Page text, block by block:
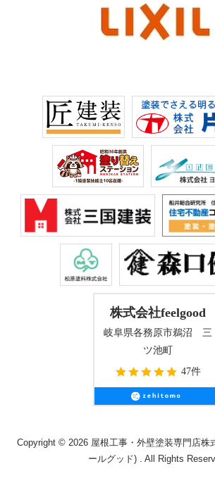
株式会社feelgood
岐阜県各務原市鵜沼 三
ツ池町
47件
Copyright © 2026 屋根工事・外壁塗装専門店株
ールグッド) . All Rights